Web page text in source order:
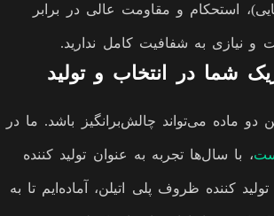
استحکام و مقاومت عالی در برابر
نیازی به شفافیت کامل ندارید.
شما در انتخاب و تولید
دو ماده می‌تواند چالش‌برانگیز باشد. ما در
، با سال‌ها تجربه به عنوان تولید کننده
کننده ظروف پلی اتیلن، آماده‌ایم تا به